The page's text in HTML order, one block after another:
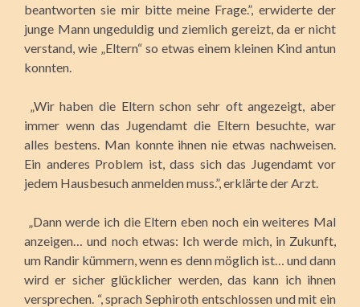
beantworten sie mir bitte meine Frage.”, erwiderte der
junge Mann ungeduldig und ziemlich gereizt, da er nicht
verstand, wie „Eltern“ so etwas einem kleinen Kind antun
konnten.
„Wir haben die Eltern schon sehr oft angezeigt, aber
immer wenn das Jugendamt die Eltern besuchte, war
alles bestens. Man konnte ihnen nie etwas nachweisen.
Ein anderes Problem ist, dass sich das Jugendamt vor
jedem Hausbesuch anmelden muss.”, erklärte der Arzt.
„Dann werde ich die Eltern eben noch ein weiteres Mal
anzeigen… und noch etwas: Ich werde mich, in Zukunft,
um Randir kümmern, wenn es denn möglich ist… und dann
wird er sicher glücklicher werden, das kann ich ihnen
versprechen. “, sprach Sephiroth entschlossen und mit ein